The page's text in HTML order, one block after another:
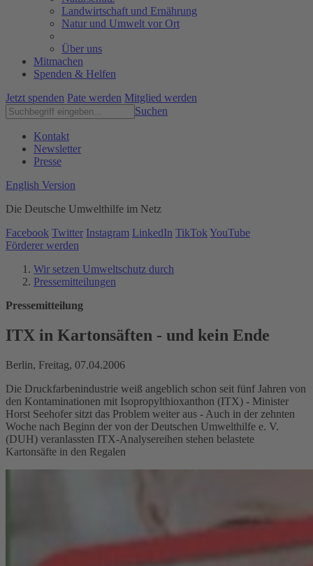
Landwirtschaft und Ernährung
Natur und Umwelt vor Ort
Über uns
Mitmachen
Spenden & Helfen
Jetzt spenden Pate werden Mitglied werden
Suchen
Kontakt
Newsletter
Presse
English Version
Die Deutsche Umwelthilfe im Netz
Facebook Twitter Instagram LinkedIn TikTok YouTube
Förderer werden
Wir setzen Umweltschutz durch
Pressemitteilungen
Pressemitteilung
ITX in Kartonsäften - und kein Ende
Berlin, Freitag, 07.04.2006
Die Druckfarbenindustrie weiß angeblich schon seit fünf Jahren von
den Kontaminationen mit Isopropylthioxanthon (ITX) - Minister
Horst Seehofer sitzt das Problem weiter aus - Auch in der zehnten
Woche nach Beginn der von der Deutschen Umwelthilfe e. V.
(DUH) veranlassten ITX-Analysereihen stehen belastete
Kartonsäfte in den Regalen